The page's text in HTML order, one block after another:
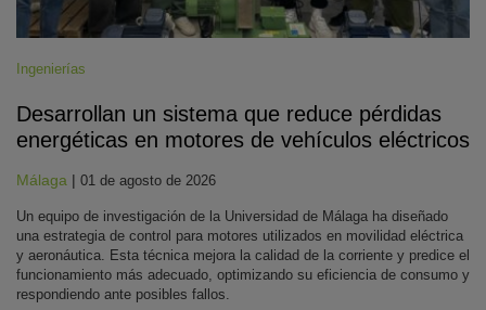
Ingenierías
Desarrollan un sistema que reduce pérdidas
energéticas en motores de vehículos eléctricos
Málaga | 01 de agosto de 2026
Un equipo de investigación de la Universidad de Málaga ha diseñado
una estrategia de control para motores utilizados en movilidad eléctrica
y aeronáutica. Esta técnica mejora la calidad de la corriente y predice el
funcionamiento más adecuado, optimizando su eficiencia de consumo y
respondiendo ante posibles fallos.